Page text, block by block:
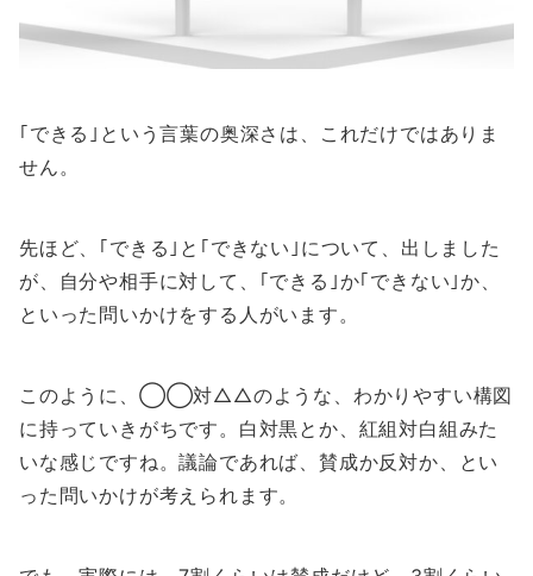
｢できる｣という言葉の奥深さは、これだけではありま
せん。
先ほど、｢できる｣と｢できない｣について、出しました
が、自分や相手に対して、｢できる｣か｢できない｣か、
といった問いかけをする人がいます。
このように、◯◯対△△のような、わかりやすい構図
に持っていきがちです。白対黒とか、紅組対白組みた
いな感じですね。議論であれば、賛成か反対か、とい
った問いかけが考えられます。